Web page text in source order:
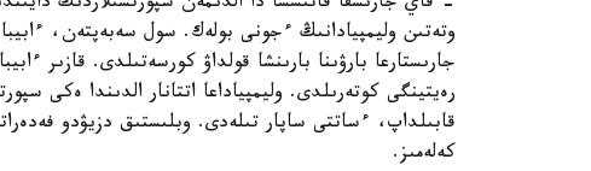
وتەتىن وليمپيادانىڭ ءجونى بولەك. سول سەبەپتەن،
جارىستارعا بارۋىنا بارىنشا قولداۋ كورسەتىلدى. قازىر
رەيتينگى كوتەرىلدى. وليمپياداعا اتتانار الدىندا ەكى
قابىلداپ، ءساتتى ساپار تىلەدى. وبلىستىق دزيۋدو
كەلەمىز.